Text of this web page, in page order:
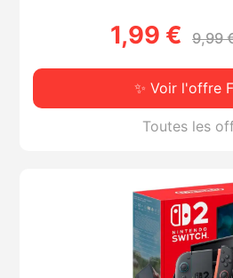
1,99 € 9,99
✨ Voir l'offre
Toutes les